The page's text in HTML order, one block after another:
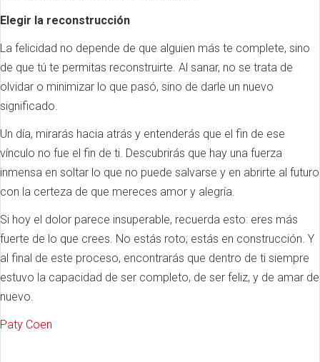
Elegir la reconstrucción
La felicidad no depende de que alguien más te complete, sino
de que tú te permitas reconstruirte. Al sanar, no se trata de
olvidar o minimizar lo que pasó, sino de darle un nuevo
significado.
Un día, mirarás hacia atrás y entenderás que el fin de ese
vínculo no fue el fin de ti. Descubrirás que hay una fuerza
inmensa en soltar lo que no puede salvarse y en abrirte al futuro
con la certeza de que mereces amor y alegría.
Si hoy el dolor parece insuperable, recuerda esto: eres más
fuerte de lo que crees. No estás roto; estás en construcción. Y
al final de este proceso, encontrarás que dentro de ti siempre
estuvo la capacidad de ser completo, de ser feliz, y de amar de
nuevo.
Paty Coen